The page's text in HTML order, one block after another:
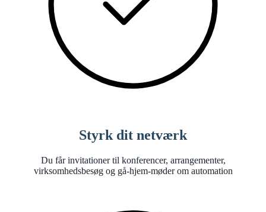
Styrk dit netværk
Du får invitationer til konferencer, arrangementer,
virksomhedsbesøg og gå-hjem-møder om automation